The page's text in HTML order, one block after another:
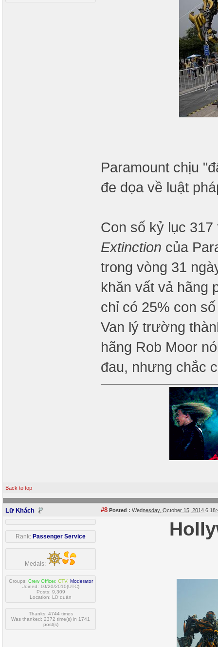
Paramount chịu
đe dọa về luật
Con số kỷ lục
Extinction của
trong vòng 31
khăn vất vả hãng
chỉ có 25% con
Van lý trường
hãng Rob Moor
đau, nhưng chắc
Back to top
Lữ Khách #8 Posted : Wednesday, October 15, 2014
Rank: Passenger Service
Medals:
Groups: Crew Officer, CTV, Moderator
Joined: 10/20/2010(UTC)
Posts: 9,309
Location: Lữ quán
Thanks: 4744 times
Was thanked: 2372 time(s) in 1741
post(s)